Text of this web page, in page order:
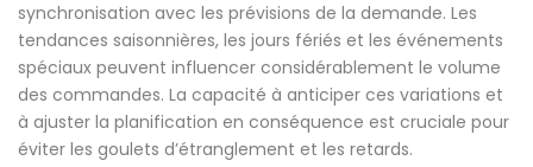
synchronisation avec les prévisions de la demande. Les
tendances saisonnières, les jours fériés et les événements
spéciaux peuvent influencer considérablement le volume
des commandes. La capacité à anticiper ces variations et
à ajuster la planification en conséquence est cruciale pour
éviter les goulets d’étranglement et les retards.